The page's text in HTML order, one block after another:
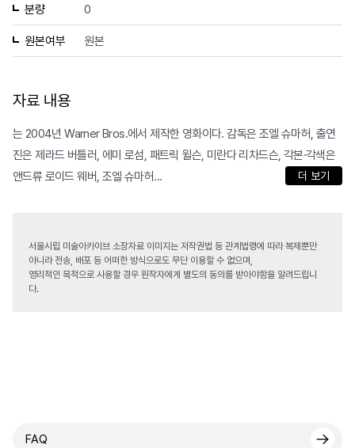
분량 0
원본여부 원본
자료 내용
는 2004년 Warner Bros.에서 제작한 영화이다. 감독은 조엘 슈마허, 출연
진은 제라드 버틀러, 에미 로섬, 패트릭 윌슨, 미란다 리차드슨, 각본·각색은
앤드류 로이드 웨버, 조엘 슈마허...
더 보기
서울시립 미술아카이브 소장자료 이미지는 저작권법 등 관계법령에 따라 복제뿐만
아니라 전송, 배포 등 어떠한 방식으로도 무단 이용할 수 없으며,
영리적인 목적으로 사용할 경우 원작자에게 별도의 동의를 받아야함을 알려드립니
다.
FAQ